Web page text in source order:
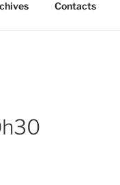
Contacts